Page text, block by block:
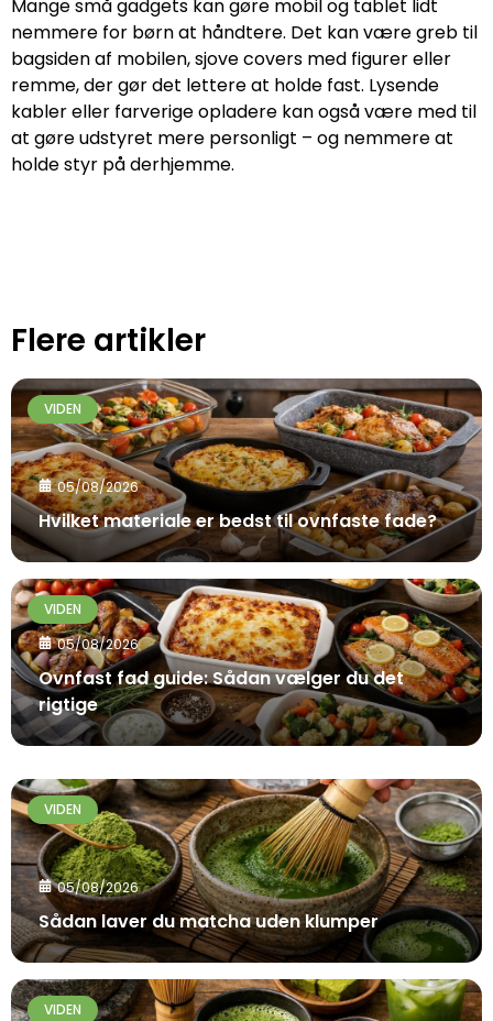
Mange små gadgets kan gøre mobil og tablet lidt
nemmere for børn at håndtere. Det kan være greb til
bagsiden af mobilen, sjove covers med figurer eller
remme, der gør det lettere at holde fast. Lysende
kabler eller farverige opladere kan også være med til
at gøre udstyret mere personligt – og nemmere at
holde styr på derhjemme.
Flere artikler
VIDEN
05/08/2026
Hvilket materiale er bedst til ovnfaste fade?
VIDEN
05/08/2026
Ovnfast fad guide: Sådan vælger du det
rigtige
VIDEN
05/08/2026
Sådan laver du matcha uden klumper
VIDEN